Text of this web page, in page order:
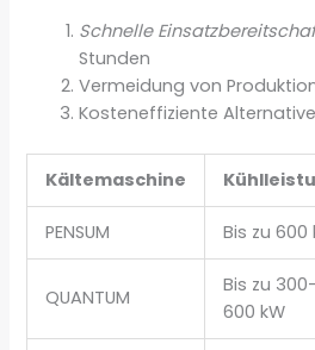
Schnelle
Stunden
Vermeidung von
Kosteneffiziente
Kältemaschine
PENSUM Bis zu 600
QUANTUM
Bis zu 300-
600 kW